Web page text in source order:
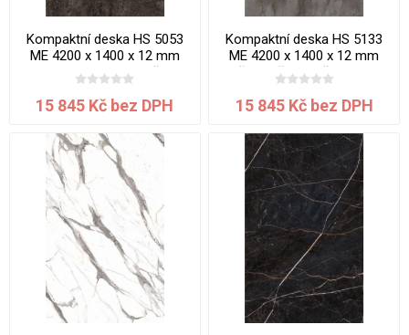
Kompaktní deska HS 5053
ME 4200 x 1400 x 12 mm
Mramor Karelia jádro černé
15 845 Kč bez DPH
Kompaktní deska HS 5133
ME 4200 x 1400 x 12 mm
Břidlice šedohnědá jádro
černé
15 845 Kč bez DPH